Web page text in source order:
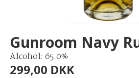
Gunroom Navy
Alcohol: 65.0%
299,00 DKK